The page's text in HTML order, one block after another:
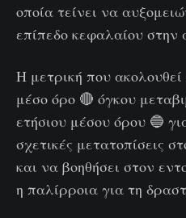
οποία τείνει να
επίπεδο κεφαλαίου στην
Η μετρική που ακολουθεί
μέσο όρο 🔴 όγκου
ετήσιου μέσου όρου 🔵
σχετικές μετατοπίσεις
και να βοηθήσει στον
η παλίρροια για τη